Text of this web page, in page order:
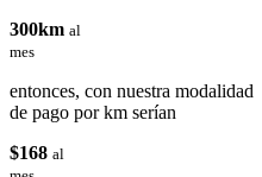
300km al
mes
entonces, con nuestra modalidad
de pago por km serían
$168 al